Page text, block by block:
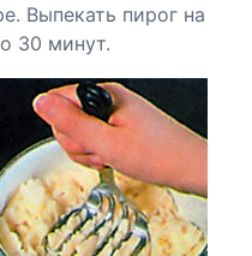
Выпекать пирог на
30 минут.